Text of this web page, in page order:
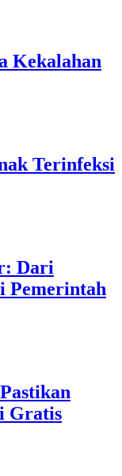
Kekalahan
Terinfeksi
Dari
Pemerintah
Gratis